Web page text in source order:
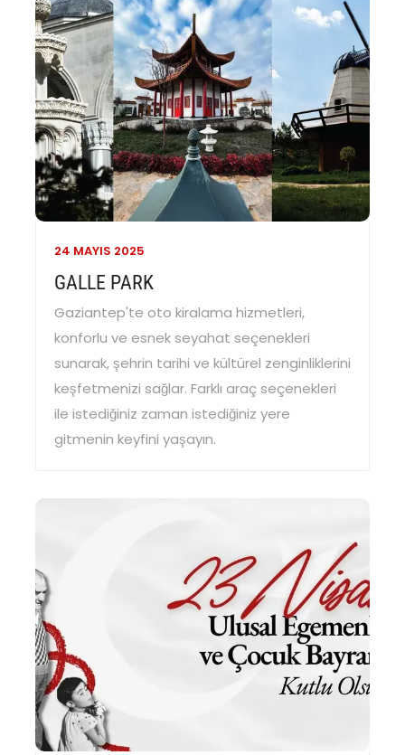
24 MAYIS 2025
GALLE PARK
Gaziantep'te oto kiralama hizmetleri,
konforlu ve esnek seyahat seçenekleri
sunarak, şehrin tarihi ve kültürel zenginliklerini
keşfetmenizi sağlar. Farklı araç seçenekleri
ile istediğiniz zaman istediğiniz yere
gitmenin keyfini yaşayın.